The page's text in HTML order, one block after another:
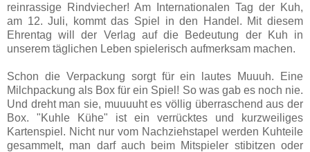
reinrassige Rindviecher! Am Internationalen Tag der Kuh,
am 12. Juli, kommt das Spiel in den Handel. Mit diesem
Ehrentag will der Verlag auf die Bedeutung der Kuh in
unserem täglichen Leben spielerisch aufmerksam machen.
Schon die Verpackung sorgt für ein lautes Muuuh. Eine
Milchpackung als Box für ein Spiel! So was gab es noch nie.
Und dreht man sie, muuuuht es völlig überraschend aus der
Box. "Kuhle Kühe" ist ein verrücktes und kurzweiliges
Kartenspiel. Nicht nur vom Nachziehstapel werden Kuhteile
gesammelt, man darf auch beim Mitspieler stibitzen oder